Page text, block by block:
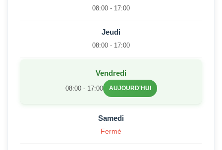
08:00 - 17:00
Jeudi
08:00 - 17:00
Vendredi
08:00 - 17:00 AUJOURD'HUI
Samedi
Fermé